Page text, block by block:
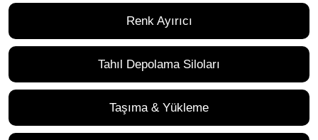
Renk Ayırıcı
Tahıl Depolama Siloları
Taşıma & Yükleme